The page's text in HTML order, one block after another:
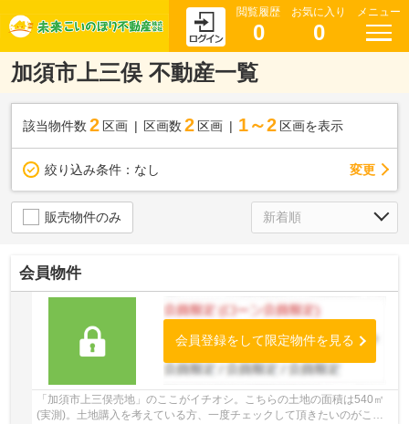
閲覧履歴
0
お気に入り
0
メニュー
加須市上三俣 不動産一覧
該当物件数 2 区画 区画数 2 区画 1～2 区画を表示
絞り込み条件： なし 変更
販売物件のみ
会員物件
会員登録をして限定物件を見る
「加須市上三俣売地」のここがイチオシ。こちらの土地の面積は540㎡
(実測)。土地購入を考えている方、一度チェックして頂きたいのがこち